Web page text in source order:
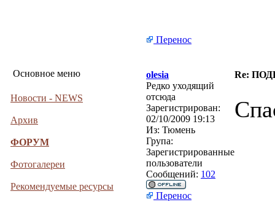
Основное меню
Новости - NEWS
Архив
ФОРУМ
Фотогалереи
Рекомендуемые ресурсы
Перенос
olesia
Re:
Редко уходящий
отсюда
Зарегистрирован:
02/10/2009 19:13
Из: Тюмень
Група:
Зарегистрированные
пользователи
Сообщений: 102
Перенос